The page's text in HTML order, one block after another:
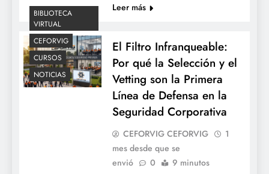
Leer más
BIBLIOTECA
VIRTUAL
CEFORVIG
CURSOS
NOTICIAS
El Filtro Infranqueable:
Por qué la Selección y el
Vetting son la Primera
Línea de Defensa en la
Seguridad Corporativa
CEFORVIG CEFORVIG
1
mes desde que se
envió
0 9 minutos